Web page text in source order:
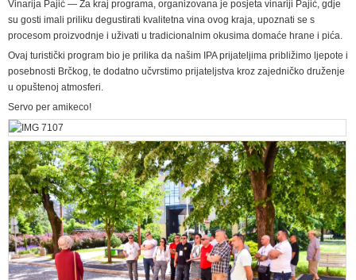
Vinarija Pajić — Za kraj programa, organizovana je posjeta vinariji Pajić, gdje
su gosti imali priliku degustirati kvalitetna vina ovog kraja, upoznati se s
procesom proizvodnje i uživati u tradicionalnim okusima domaće hrane i pića.
Ovaj turistički program bio je prilika da našim IPA prijateljima približimo ljepote i
posebnosti Brčkog, te dodatno učvrstimo prijateljstva kroz zajedničko druženje
u opuštenoj atmosferi.
Servo per amikeco!